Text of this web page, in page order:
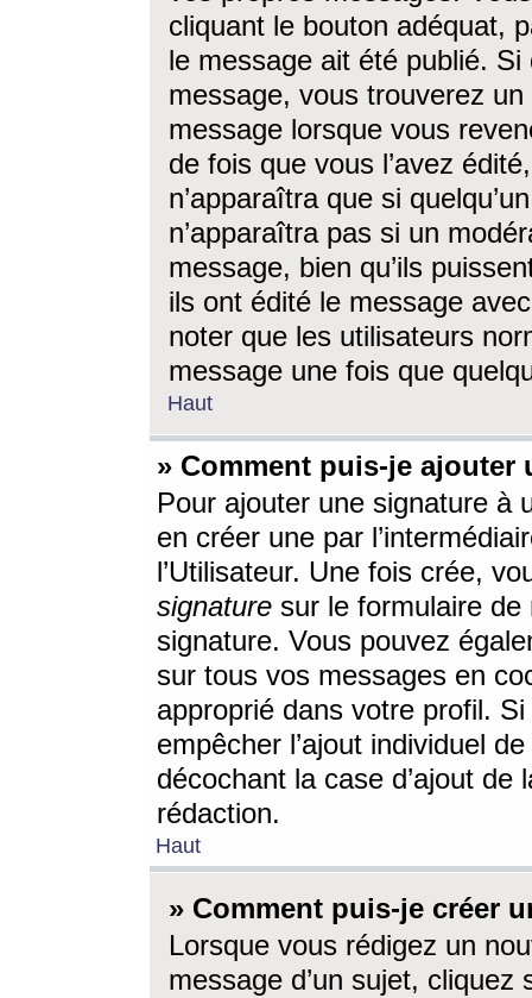
cliquant le bouton adéquat,
le message ait été publié. Si
message, vous trouverez
message lorsque vous
de fois que vous l’avez
n’apparaîtra que si
n’apparaîtra pas si un
message, bien qu’ils
ils ont édité le message
noter que les utilisateurs
message une fois que
Haut
» Comment puis-je ajouter
Pour ajouter une signature à
en créer une par
l’Utilisateur. Une fois crée,
signature sur le formulaire de
signature. Vous pouvez
sur tous vos messages en
approprié dans votre profil.
empêcher l’ajout individuel
décochant la case d’ajout
rédaction.
Haut
» Comment puis-je créer
Lorsque vous rédigez un
message d’un sujet, cliquez